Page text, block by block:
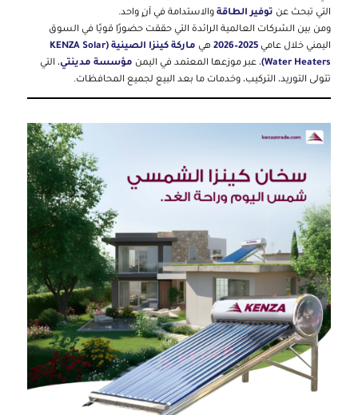
التي تبحث عن توفير الطاقةوالاستدامة في آنٍ واحد.
ومن بين الشركات العالمية الرائدة التي حققت حضورًا قويًا في السوق
اليمني خلال عامي 2025–2026 هي
ماركة كينزا الصينية (KENZA Solar
Water Heaters) ، عبر موزعها المعتمد في اليمن مؤسسة مدينتي، التي
تتولى التوريد، التركيب، وخدمات ما بعد البيع لجميع المحافظات.